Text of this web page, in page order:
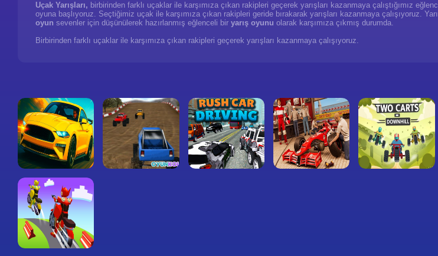
Uçak Yarışları, birbirinden farklı uçaklar ile karşımıza çıkan rakipleri geçerek yarışları kazanmaya çalıştığımız
oyuna başlıyoruz. Seçtiğimiz uçak ile karşımıza çıkan rakipleri geride bırakarak yarışları kazanmaya çalışıyoruz.
oyun sevenler için düşünülerek hazırlanmış eğlenceli bir yarış oyunu olarak karşımıza çıkmış durumda.
Birbirinden farklı uçaklar ile karşımıza çıkan rakipleri geçerek yarışları kazanmaya çalışıyoruz.